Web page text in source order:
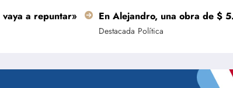
En Alejandro, una obra de $ 5.000
Política